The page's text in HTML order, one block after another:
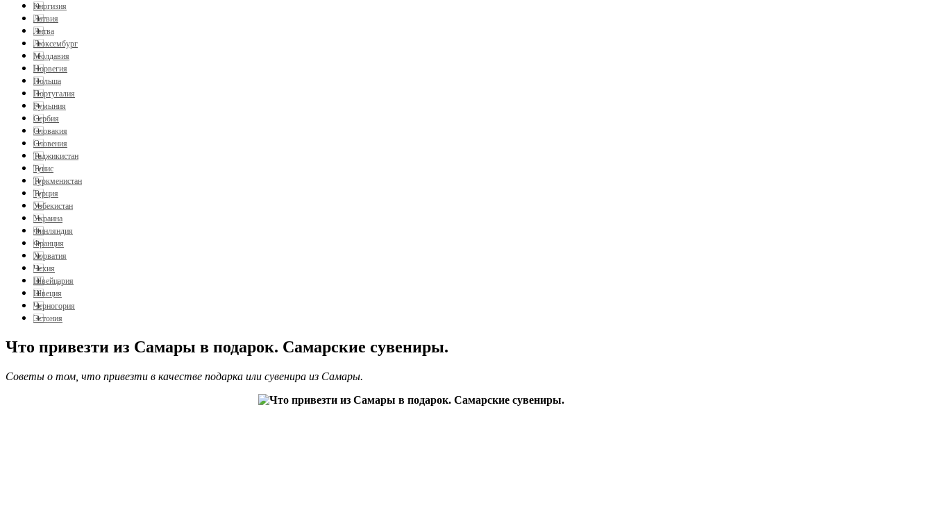
Киргизия
Латвия
Литва
Люксембург
Молдавия
Норвегия
Польша
Португалия
Румыния
Сербия
Словакия
Словения
Таджикистан
Тунис
Туркменистан
Турция
Узбекистан
Украина
Финляндия
Франция
Хорватия
Чехия
Швейцария
Швеция
Черногория
Эстония
Что привезти из Самары в подарок. Самарские сувениры.
Советы о том, что привезти в качестве подарка или сувенира из Самары.